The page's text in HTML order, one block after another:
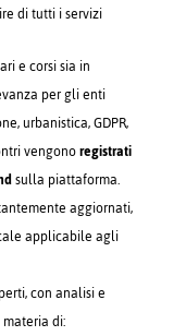
di tutti i servizi
e corsi sia in
per gli enti
urbanistica, GDPR,
vengonoregistrati
sulla piattaforma.
aggiornati,
applicabile agli
con analisi e
di: